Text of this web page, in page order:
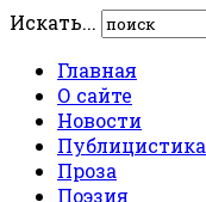
Искать...
Главная
О сайте
Новости
Публицистика
Проза
Поэзия